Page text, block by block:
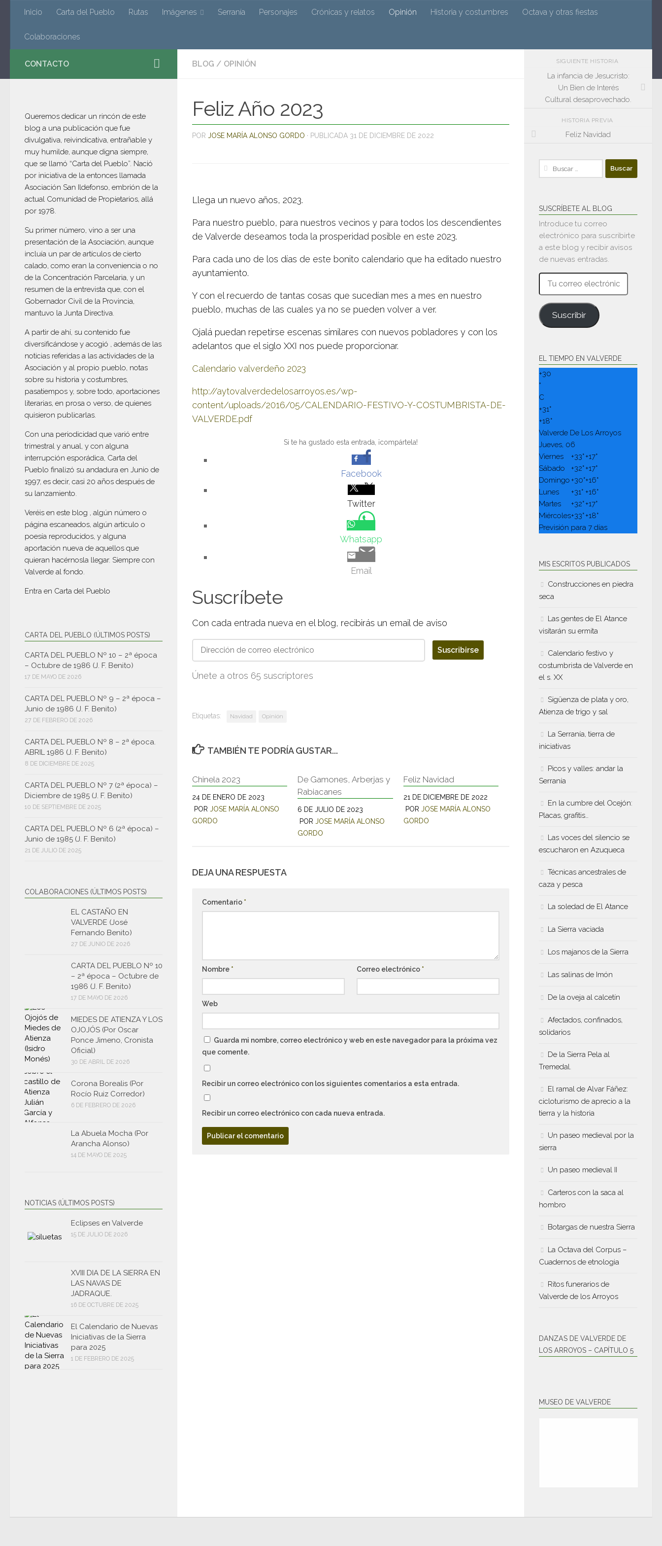
Saltar al contenido
Valverde de Ocejón
El blog de Valverde de los Arroyos por su cronista José Mª Alonso y colaboradores
Inicio Carta del Pueblo Rutas Imágenes Serranía Personajes Crónicas y relatos Opinión Historia y costumbres Octava y otras fiestas
Colaboraciones
BLOG / OPINIÓN
Feliz Año 2023
POR JOSE MARÍA ALONSO GORDO · PUBLICADA 31 DE DICIEMBRE DE 2022
Llega un nuevo años, 2023.
Para nuestro pueblo, para nuestros vecinos y para todos los descendientes
de Valverde deseamos toda la prosperidad posible en este 2023.
Para cada uno de los días de este bonito calendario que ha editado nuestro
ayuntamiento.
Y con el recuerdo de tantas cosas que sucedían mes a mes en nuestro
pueblo, muchas de las cuales ya no se pueden volver a ver.
Ojalá puedan repetirse escenas similares con nuevos pobladores y con los
adelantos que el siglo XXI nos puede proporcionar.
Calendario valverdeño 2023
http://aytovalverdedelosarroyos.es/wp-
content/uploads/2016/05/CALENDARIO-FESTIVO-Y-COSTUMBRISTA-DE-
VALVERDE.pdf
Si te ha gustado esta entrada, ¡compártela!
Facebook
Twitter
Whatsapp
Email
Suscríbete
Con cada entrada nueva en el blog, recibirás un email de aviso
Dirección
de
correo
Suscribirse
Únete a otros 65 suscriptores
Etiquetas: Navidad Opinión
TAMBIÉN TE PODRÍA GUSTAR...
Chinela 2023
24 DE ENERO DE 2023
POR JOSE MARÍA ALONSO
GORDO
De Gamones, Arberjas y
Rabiacanes
6 DE JULIO DE 2023
PORJOSE MARÍA ALONSO
GORDO
Feliz Navidad
21 DE DICIEMBRE DE 2022
POR JOSE MARÍA ALONSO
GORDO
DEJA UNA RESPUESTA
Comentario *
Nombre * Correo electrónico *
Web
Guarda mi nombre, correo electrónico y web en este navegador para la próxima vez
que comente.
Recibir un correo electrónico con los siguientes comentarios a esta entrada.
Recibir un correo electrónico con cada nueva entrada.
CONTACTO
Queremos dedicar un rincón de este
blog a una publicación que fue
divulgativa, reivindicativa, entrañable y
muy humilde, aunque digna siempre,
que se llamó “Carta del Pueblo”. Nació
por iniciativa de la entonces llamada
Asociación San Ildefonso, embrión de la
actual Comunidad de Propietarios, allá
por 1978.
Su primer número, vino a ser una
presentación de la Asociación, aunque
incluía un par de artículos de cierto
calado, como eran la conveniencia o no
de la Concentración Parcelaria, y un
resumen de la entrevista que, con el
Gobernador Civil de la Provincia,
mantuvo la Junta Directiva.
A partir de ahí, su contenido fue
diversificándose y acogió , además de las
noticias referidas a las actividades de la
Asociación y al propio pueblo, notas
sobre su historia y costumbres,
pasatiempos y, sobre todo, aportaciones
literarias, en prosa o verso, de quienes
quisieron publicarlas.
Con una periodicidad que varió entre
trimestral y anual, y con alguna
interrupción esporádica, Carta del
Pueblo finalizó su andadura en Junio de
1997, es decir, casi 20 años después de
su lanzamiento.
Veréis en este blog , algún número o
página escaneados, algún artículo o
poesía reproducidos, y alguna
aportación nueva de aquellos que
quieran hacérnosla llegar. Siempre con
Valverde al fondo.
Entra en Carta del Pueblo
CARTA DEL PUEBLO (ÚLTIMOS POSTS)
CARTA DEL PUEBLO Nº 10 – 2ª época
– Octubre de 1986 (J. F. Benito)
17 DE MAYO DE 2026
CARTA DEL PUEBLO Nº 9 – 2ª época –
Junio de 1986 (J. F. Benito)
27 DE FEBRERO DE 2026
CARTA DEL PUEBLO Nº 8 – 2ª época.
ABRIL 1986 (J. F. Benito)
8 DE DICIEMBRE DE 2025
CARTA DEL PUEBLO Nº 7 (2ª época) –
Diciembre de 1985 (J. F. Benito)
10 DE SEPTIEMBRE DE 2025
CARTA DEL PUEBLO Nº 6 (2ª época) –
Junio de 1985 (J. F. Benito)
21 DE JULIO DE 2025
COLABORACIONES (ÚLTIMOS POSTS)
EL CASTAÑO EN
VALVERDE (José
Fernando Benito)
27 DE JUNIO DE 2026
CARTA DEL PUEBLO Nº 10
– 2ª época – Octubre de
1986 (J. F. Benito)
17 DE MAYO DE 2026
MIEDES DE ATIENZA Y LOS
OJOJÓS (Por Oscar
Ponce Jimeno, Cronista
Oficial)
30 DE ABRIL DE 2026
Corona Borealis (Por
Rocío Ruiz Corredor)
6 DE FEBRERO DE 2026
La Abuela Mocha (Por
Arancha Alonso)
14 DE MAYO DE 2025
NOTICIAS (ÚLTIMOS POSTS)
Eclipses en Valverde
15 DE JULIO DE 2026
XVIII DIA DE LA SIERRA EN
LAS NAVAS DE
JADRAQUE.
16 DE OCTUBRE DE 2025
El Calendario de Nuevas
Iniciativas de la Sierra
para 2025
1 DE FEBRERO DE 2025
SIGUIENTE HISTORIA
La infancia de Jesucristo:
Un Bien de Interés
Cultural desaprovechado.
HISTORIA PREVIA
Feliz Navidad
Buscar:
SUSCRÍBETE AL BLOG
Introduce tu correo
electrónico para suscribirte
a este blog y recibir avisos
de nuevas entradas.
Tu
correo
electrónico
Suscribir
EL TIEMPO EN VALVERDE
+30
°
C
+31°
+18°
Valverde De Los Arroyos
Jueves, 06
Viernes
+33°+17°
Sábado
+32°+17°
Domingo +30°+16°
Lunes
+31° +16°
Martes
+32°+17°
Miércoles+33°+18°
Previsión para 7 días
MIS ESCRITOS PUBLICADOS
Construcciones en piedra
seca
Las gentes de El Atance
visitarán su ermita
Calendario festivo y
costumbrista de Valverde en
el s. XX
Sigüenza de plata y oro,
Atienza de trigo y sal
La Serranía, tierra de
iniciativas
Picos y valles: andar la
Serranía
En la cumbre del Ocejón:
Placas, grafitis…
Las voces del silencio se
escucharon en Azuqueca
Técnicas ancestrales de
caza y pesca
La soledad de El Atance
La Sierra vaciada
Los majanos de la Sierra
Las salinas de Imón
De la oveja al calcetín
Afectados, confinados,
solidarios
De la Sierra Pela al
Tremedal.
El ramal de Alvar Fáñez:
cicloturismo de aprecio a la
tierra y la historia
Un paseo medieval por la
sierra
Un paseo medieval II
Carteros con la saca al
hombro
Botargas de nuestra Sierra
La Octava del Corpus –
Cuadernos de etnologia
Ritos funerarios de
Valverde de los Arroyos
DANZAS DE VALVERDE DE
LOS ARROYOS – CAPÍTULO 5
MUSEO DE VALVERDE